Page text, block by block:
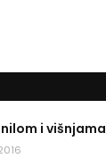
i višnjama